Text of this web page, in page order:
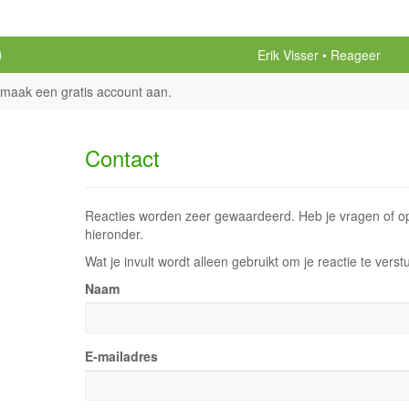
Erik Visser
Reageer
maak een gratis account aan.
Contact
Reacties worden zeer gewaardeerd. Heb je vragen of
hieronder.
Wat je invult wordt alleen gebruikt om je reactie te
Naam
E-mailadres